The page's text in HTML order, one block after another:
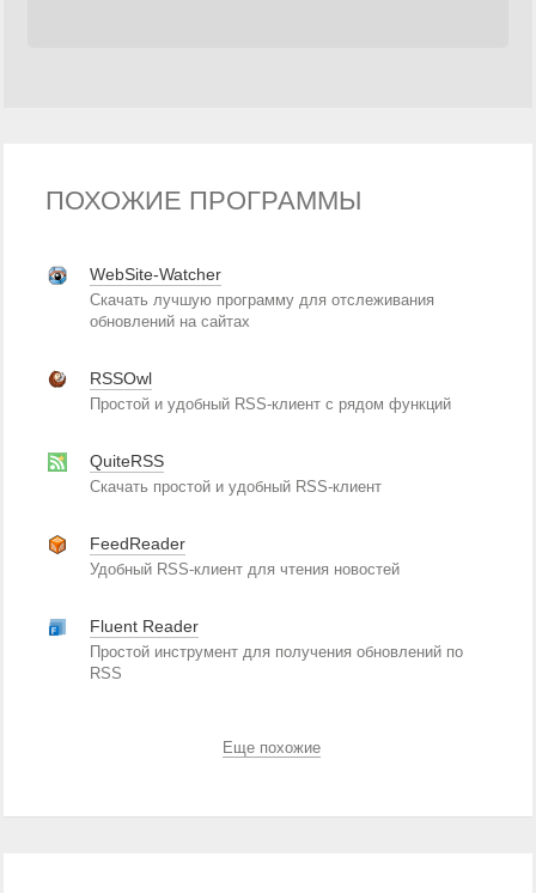
ПОХОЖИЕ ПРОГРАММЫ
WebSite-Watcher
Скачать лучшую программу для отслеживания
обновлений на сайтах
RSSOwl
Простой и удобный RSS-клиент с рядом функций
QuiteRSS
Скачать простой и удобный RSS-клиент
FeedReader
Удобный RSS-клиент для чтения новостей
Fluent Reader
Простой инструмент для получения обновлений по
RSS
Еще похожие